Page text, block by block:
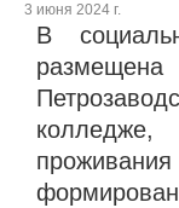
3 июня 2024 г.
В